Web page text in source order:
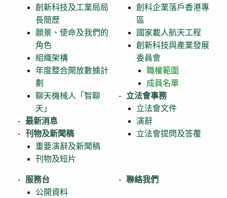
創新科技及工業局局
長簡歷
願景、使命及我們的
角色
組織架構
年度整合開放數據計
劃
聊天機械人「智聊
天」
最新消息
刊物及新聞稿
重要演辭及新聞稿
刊物及短片
創科企業落戶香港專
區
國家載人航天工程
創新科技與產業發展
委員會
職權範圍
成員名單
立法會事務
立法會文件
演辭
立法會提問及答覆
服務台
公開資料
聯絡我們